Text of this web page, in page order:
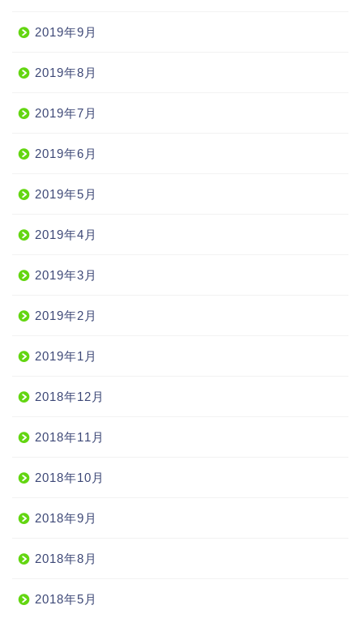
2019年9月
2019年8月
2019年7月
2019年6月
2019年5月
2019年4月
2019年3月
2019年2月
2019年1月
2018年12月
2018年11月
2018年10月
2018年9月
2018年8月
2018年5月